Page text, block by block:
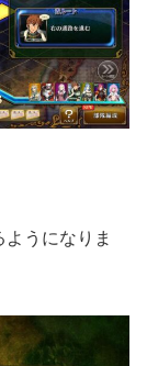
うになりま